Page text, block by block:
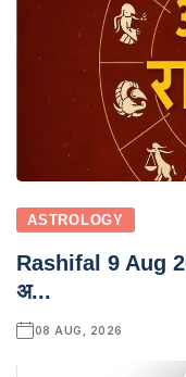
ASTROLOGY
Rashifal 9 Aug
अ...
08 AUG, 2026